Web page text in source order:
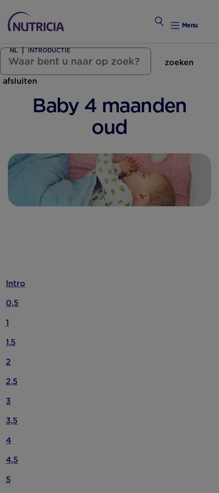
Zwanger Worden
Menu
zoeken
afsluiten
Baby 4 maanden
oud
NL INTRODUCTIE
Intro
0,5
1
1,5
2
2,5
3
3,5
4
4,5
5